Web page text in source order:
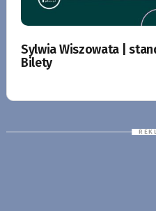
Sylwia Wiszowata |
Bilety